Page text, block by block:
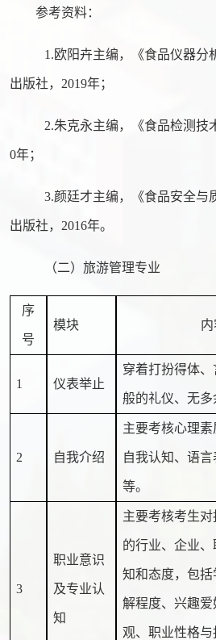
参考资料：
1.欧阳卉主编，《食品仪器分
出版社，2019年；
2.朱克永主编，《食品检测技
0年；
3.颜廷才主编，《食品安全与
出版社， 2016年。
（二）旅游管理专业
序
号
模块
1 仪表举止
穿着打扮得体
般的礼仪、无多
2 自我介绍
主要考核心理素
自我认知、语
等。
3
职业意识
及专业认
知
主要考核考生
的行业、企业
知和态度，包
解程度、兴趣
观、职业性格